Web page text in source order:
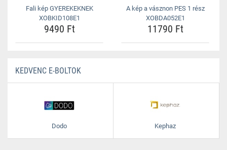
Fali kép GYEREKEKNEK
XOBKID108E1
9490 Ft
A kép a vásznon PES 1 rész
XOBDA052E1
11790 Ft
KEDVENC E-BOLTOK
Dodo Kephaz